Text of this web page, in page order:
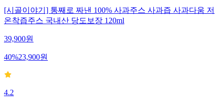
[시골이야기] 통째로 짜낸 100% 사과주스 사과즙 사과다움 저
온착즙주스 국내산 당도보장 120ml
39,900원
40%23,900원
4.2